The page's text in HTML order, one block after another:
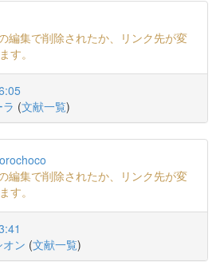
編集で削除されたか、リンク先が変
す。
(文献一覧)
編集で削除されたか、リンク先が変
す。
ン (文献一覧)